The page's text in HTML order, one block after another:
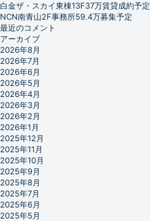
白金ザ・スカイ東棟13F37万賃貸成約予定
NCN南青山2F事務所59.4万募集予定
最近のコメント
アーカイブ
2026年8月
2026年7月
2026年6月
2026年5月
2026年4月
2026年3月
2026年2月
2026年1月
2025年12月
2025年11月
2025年10月
2025年9月
2025年8月
2025年7月
2025年6月
2025年5月